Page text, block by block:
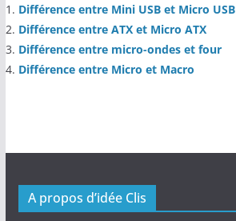
Différence entre Mini USB et Micro USB
Différence entre ATX et Micro ATX
Différence entre micro-ondes et four
Différence entre Micro et Macro
A propos d’idée Clis